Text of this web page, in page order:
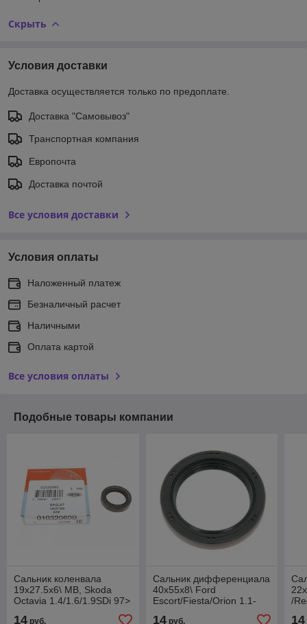
Скрыть
Условия доставки
Доставка осуществляется только по предоплате.
Доставка "Самовывоз"
Транспортная компания
Европочта
Доставка почтой
Все условия доставки
Условия оплаты
Наложенный платеж
Безналичный расчет
Наличными
Оплата картой
Все условия оплаты
Подобные товары компании
Сальник коленвала
19x27.5x6\ MB, Skoda
Octavia 1.4/1.6/1.9SDi 97>
14 руб.
Сальник дифференциала
40x55x8\ Ford
Escort/Fiesta/Orion 1.1-
14руб.
/
14